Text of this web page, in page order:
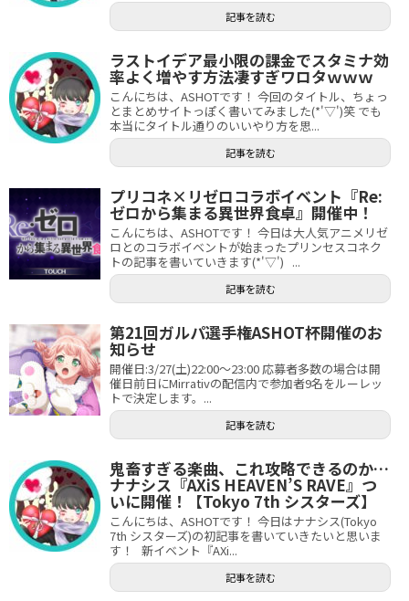
記事を読む
ラストイデア最小限の課金でスタミナ効
率よく増やす方法凄すぎワロタｗｗｗ
こんにちは、ASHOTです！ 今回のタイトル、ちょっ
とまとめサイトっぽく書いてみました(*'▽')笑 でも
本当にタイトル通りのいいやり方を思...
記事を読む
プリコネ×リゼロコラボイベント『Re:
ゼロから集まる異世界食卓』開催中！
こんにちは、ASHOTです！ 今日は大人気アニメリゼ
ロとのコラボイベントが始まったプリンセスコネク
トの記事を書いていきます(*'▽') ...
記事を読む
第21回ガルパ選手権ASHOT杯開催のお
知らせ
開催日:3/27(土)22:00～23:00 応募者多数の場合は開
催日前日にMirrativの配信内で参加者9名をルーレッ
トで決定します。...
記事を読む
鬼畜すぎる楽曲、これ攻略できるのか…
ナナシス『AXiS HEAVEN’S RAVE』つ
いに開催！【Tokyo 7th シスターズ】
こんにちは、ASHOTです！ 今日はナナシス(Tokyo
7th シスターズ)の初記事を書いていきたいと思いま
す！ 新イベント『AXi...
記事を読む